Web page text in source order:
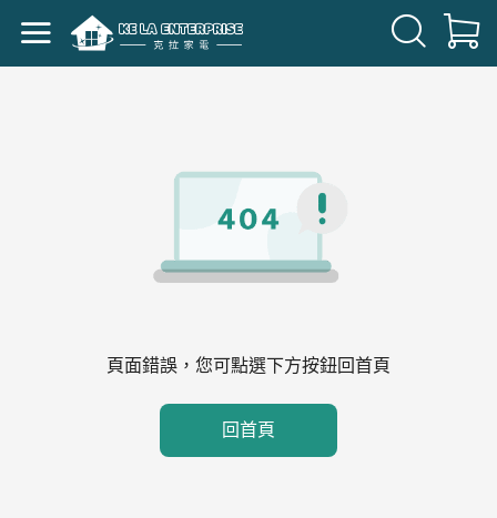
頁面錯誤，您可點選下方按鈕回首頁
回首頁